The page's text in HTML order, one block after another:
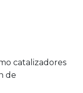
catalizadores
de